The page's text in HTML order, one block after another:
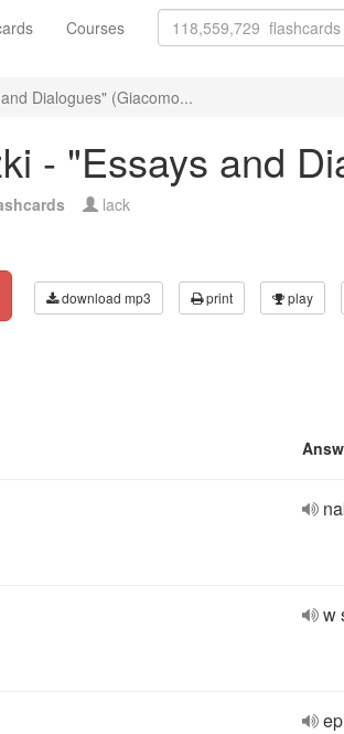
Courses
Dialogues" (Giacomo...
- "Essays and
lack
download mp3 print play
w